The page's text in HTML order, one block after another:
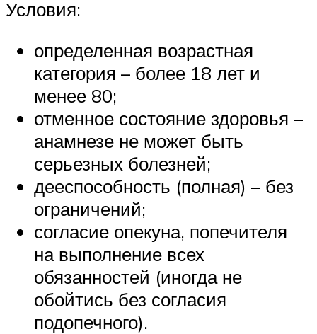
Условия:
определенная возрастная
категория – более 18 лет и
менее 80;
отменное состояние здоровья –
анамнезе не может быть
серьезных болезней;
дееспособность (полная) – без
ограничений;
согласие опекуна, попечителя
на выполнение всех
обязанностей (иногда не
обойтись без согласия
подопечного).